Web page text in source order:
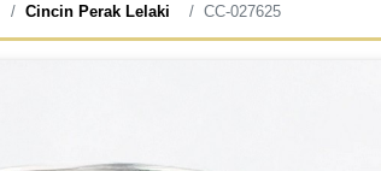
Cincin Perak Lelaki CC-027625